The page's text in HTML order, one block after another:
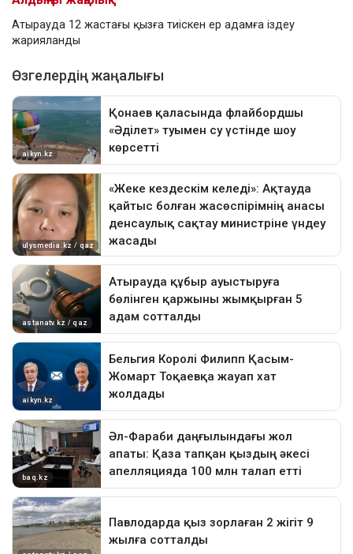
Атырауда 12 жастағы қызға тиіскен ер адамға іздеу
жарияланды